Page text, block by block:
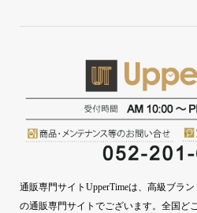
通販専門サイトUpperTimeは、高級ブラ
の通販専門サイトでございます。全国ど